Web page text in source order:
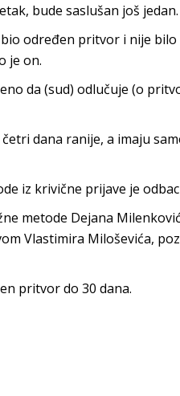
bude saslušan još jedan.
bio određen pritvor i nije bilo
je on.
da (sud) odlučuje (o
dana ranije, a imaju
iz krivične prijave je
metode Dejana
Vlastimira Miloševića,
pritvor do 30 dana.